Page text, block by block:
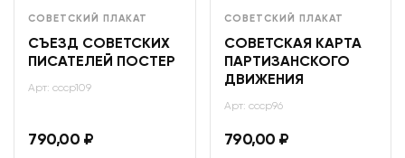
СОВЕТСКИЙ ПЛАКАТ
СЪЕЗД СОВЕТСКИХ
ПИСАТЕЛЕЙ ПОСТЕР
Арт: ссср109
790,00 ₽
СОВЕТСКИЙ ПЛАКАТ
СОВЕТСКАЯ КАРТА
ПАРТИЗАНСКОГО
ДВИЖЕНИЯ
Арт: ссср96
790,00 ₽